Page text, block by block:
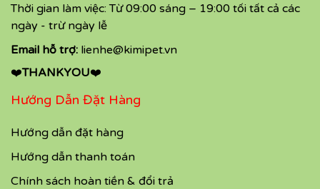
Thời gian làm việc: Từ 09:00 sáng – 19:00 tối tất cả các
ngày - trừ ngày lễ
Email hỗ trợ: lienhe@kimipet.vn
❤️THANKYOU❤️
Hướng Dẫn Đặt Hàng
Hướng dẫn đặt hàng
Hướng dẫn thanh toán
Chính sách hoàn tiền & đổi trả